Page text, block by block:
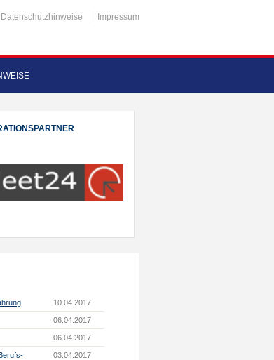
Datenschutzhinweise Impressum
10.04.2017
06.04.2017
06.04.2017
03.04.2017